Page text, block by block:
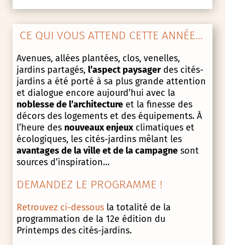
CE QUI VOUS ATTEND CETTE ANNÉE…
Avenues, allées plantées, clos, venelles,
jardins partagés, l’aspect paysagerdes cités-
jardins a été porté à sa plus grande attention
et dialogue encore aujourd’hui avec la
noblesse de l’architectureet la finesse des
décors des logements et des équipements. À
l’heure des nouveaux enjeuxclimatiques et
écologiques, les cités-jardins mêlant les
avantages de la ville et de la campagnesont
sources d’inspiration…
DEMANDEZ LE PROGRAMME !
Retrouvez ci-dessousla totalité de la
programmation de la 12e édition du
Printemps des cités-jardins.